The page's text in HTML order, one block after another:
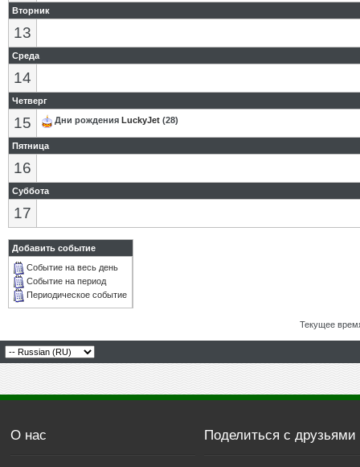
Вторник
13
Среда
14
Четверг
15 Дни рождения LuckyJet (28)
Пятница
16
Суббота
17
Добавить событие
Событие на весь день
Событие на период
Периодическое событие
Текущее
О нас Поделиться с друзьями